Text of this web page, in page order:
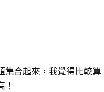
集合起來，我覺得比較算